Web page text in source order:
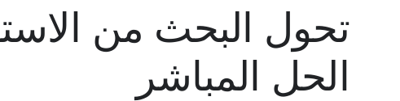
تحول البحث من
الحل المباشر